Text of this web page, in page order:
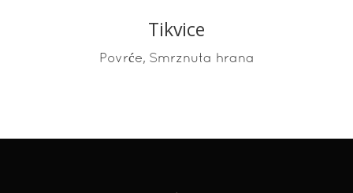
READ MORE
Tikvice
Povrće, Smrznuta hrana